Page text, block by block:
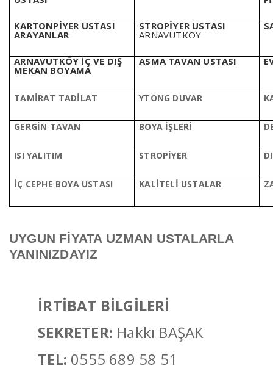
KARTONPİYER USTASI
ARAYANLAR
STROPİYER USTASI
ARNAVUTKÖY
ARNAVUTKÖY İÇ VE DIŞ
MEKAN BOYAMA
ASMA TAVAN USTASI
TAMİRAT TADİLAT YTONG DUVAR
GERGİN TAVAN BOYA İŞLERİ
ISI YALITIM STROPİYER
İÇ CEPHE BOYA USTASI KALİTELİ USTALAR
UYGUN FİYATA UZMAN USTALARLA
YANINIZDAYIZ
İRTİBAT BİLGİLERİ
SEKRETER: Hakkı BAŞAK
TEL: 0555 689 58 51